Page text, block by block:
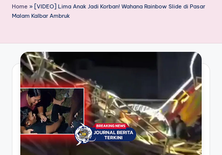
l
e
ri
t
a
T
e
r
Home » [VIDEO] Lima Anak Jadi Korban! Wahana Rainbow Slide di Pasar
Malam Kalbar Ambruk